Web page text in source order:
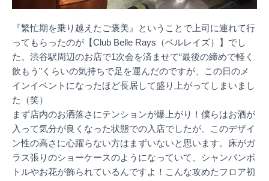
『繁忙期を乗り越えたご褒美』ということで上司に連れて行
ってもらったのが【Club Belle Rays（ベルレイズ）】でし
た。渋谷駅周辺のお店で1次会を済ませて“最後の締めで軽く
飲もう”くらいの気持ちで足を運んだのですが、この日のメ
インイベントになったほど長居して盛り上がってしまいまし
た（笑）
まず店内のお洒落さにテンションが爆上がり！僕らはお酒が
入って気分が良くなった状態での入店でしたが、このデザイ
ン性の高さに心躍らない方はまずいないと思います。床がガ
ラス張りのショーケースのようになっていて、シャンパンボ
トルやお花が飾られているんですよ！こんな攻めたフロア初